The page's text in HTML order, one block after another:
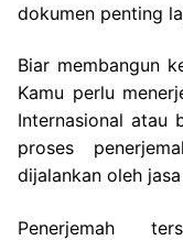
dokumen penting
Biar membangun
Kamu perlu
Internasional atau
proses
dijalankan oleh
Penerjemah